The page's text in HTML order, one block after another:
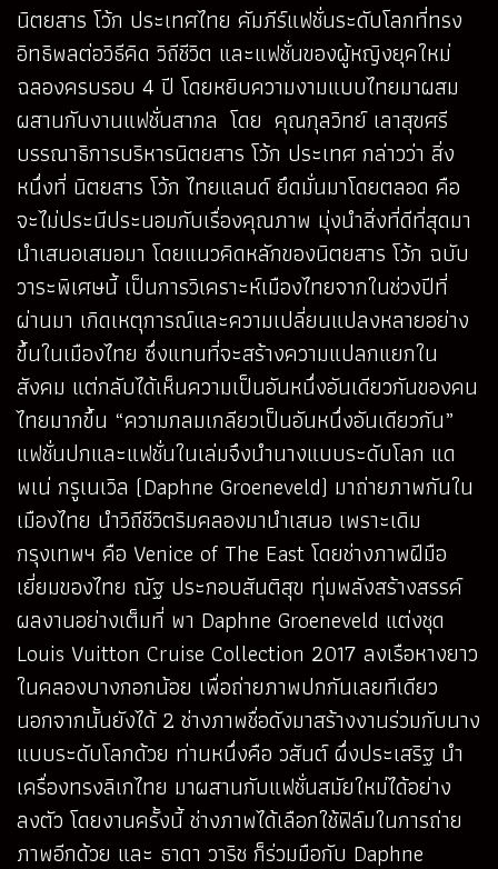
นิตยสาร โว้ก ประเทศไทย คัมภีร์แฟชั่นระดับโลกที่ทรง
อิทธิพลต่อวิธีคิด วิถีชีวิต และแฟชั่นของผู้หญิงยุคใหม่
ฉลองครบรอบ 4 ปี โดยหยิบความงามแบบไทยมาผสม
ผสานกับงานแฟชั่นสากล โดย คุณกุลวิทย์ เลาสุขศรี
บรรณาธิการบริหารนิตยสาร โว้ก ประเทศ กล่าวว่า สิ่ง
หนึ่งที่ นิตยสาร โว้ก ไทยแลนด์ ยึดมั่นมาโดยตลอด คือ
จะไม่ประนีประนอมกับเรื่องคุณภาพ มุ่งนำสิ่งที่ดีที่สุดมา
นำเสนอเสมอมา โดยแนวคิดหลักของนิตยสาร โว้ก ฉบับ
วาระพิเศษนี้ เป็นการวิเคราะห์เมืองไทยจากในช่วงปีที่
ผ่านมา เกิดเหตุการณ์และความเปลี่ยนแปลงหลายอย่าง
ขึ้นในเมืองไทย ซึ่งแทนที่จะสร้างความแปลกแยกใน
สังคม แต่กลับได้เห็นความเป็นอันหนึ่งอันเดียวกันของคน
ไทยมากขึ้น “ความกลมเกลียวเป็นอันหนึ่งอันเดียวกัน”
แฟชั่นปกและแฟชั่นในเล่มจึงนำนางแบบระดับโลก แด
พเน่ กรูเนเวิล (Daphne Groeneveld) มาถ่ายภาพกันใน
เมืองไทย นำวิถีชีวิตริมคลองมานำเสนอ เพราะเดิม
กรุงเทพฯ คือ Venice of The East โดยช่างภาพฝีมือ
เยี่ยมของไทย ณัฐ ประกอบสันติสุข ทุ่มพลังสร้างสรรค์
ผลงานอย่างเต็มที่ พา Daphne Groeneveld แต่งชุด
Louis Vuitton Cruise Collection 2017 ลงเรือหางยาว
ในคลองบางกอกน้อย เพื่อถ่ายภาพปกกันเลยทีเดียว
นอกจากนั้นยังได้ 2 ช่างภาพชื่อดังมาสร้างงานร่วมกับนาง
แบบระดับโลกด้วย ท่านหนึ่งคือ วสันต์ ผึ่งประเสริฐ นำ
เครื่องทรงลิเกไทย มาผสานกับแฟชั่นสมัยใหม่ได้อย่าง
ลงตัว โดยงานครั้งนี้ ช่างภาพได้เลือกใช้ฟิล์มในการถ่าย
ภาพอีกด้วย และ ธาดา วาริช ก็ร่วมมือกับ Daphne